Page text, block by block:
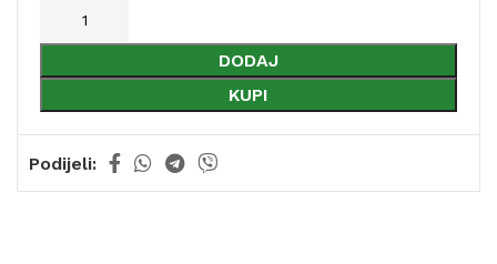
DODAJ
KUPI
Podijeli: